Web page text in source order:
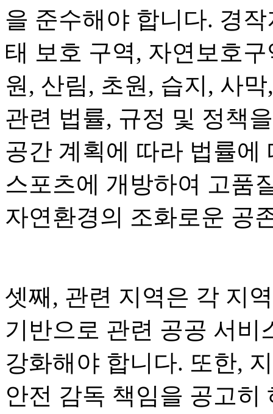
을 준수해야 합니다. 경
태 보호 구역, 자연보호
원, 산림, 초원, 습지, 사
관련 법률, 규정 및 정책
공간 계획에 따라 법률에
스포츠에 개방하여 고품
자연환경의 조화로운 공
셋째, 관련 지역은 각 지
기반으로 관련 공공 서비
강화해야 합니다. 또한,
안전 감독 책임을 공고히